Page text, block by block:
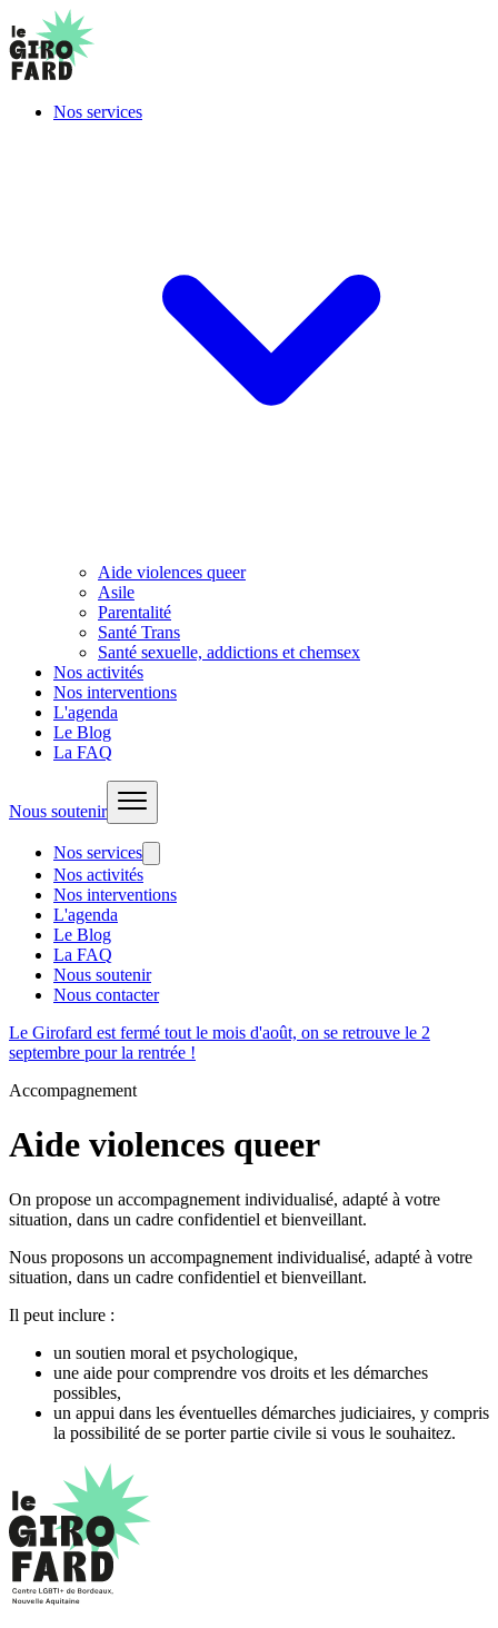
Nos services
Aide violences queer
Asile
Parentalité
Santé Trans
Santé sexuelle, addictions et chemsex
Nos activités
Nos interventions
L'agenda
Le Blog
La FAQ
Nous soutenir
Nos services
Nos activités
Nos interventions
L'agenda
Le Blog
La FAQ
Nous soutenir
Nous contacter
Le Girofard est fermé tout le mois d'août, on se retrouve le 2
septembre pour la rentrée !
Accompagnement
Aide violences queer
On propose un accompagnement individualisé, adapté à votre
situation, dans un cadre confidentiel et bienveillant.
Nous proposons un accompagnement individualisé, adapté à votre
situation, dans un cadre confidentiel et bienveillant.
Il peut inclure :
un soutien moral et psychologique,
une aide pour comprendre vos droits et les démarches
possibles,
un appui dans les éventuelles démarches judiciaires, y compris
la possibilité de se porter partie civile si vous le souhaitez.